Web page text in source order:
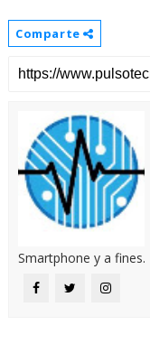
Comparte
Smartphone y a fines.